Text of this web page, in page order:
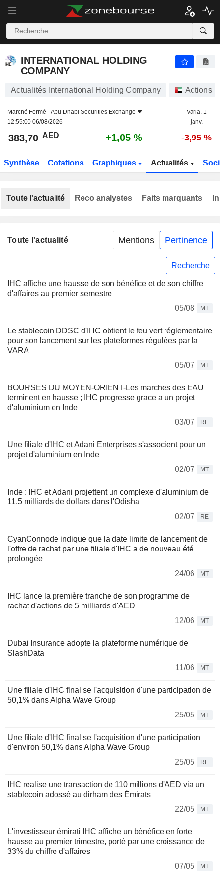
INTERNATIONAL HOLDING
COMPANY
Actualités International Holding Company Actions
Marché Fermé -Abu Dhabi Securities Exchange
12:55:00 06/08/2026
Varia. 1
janv.
383,70 AED +1,05 % -3,95 %
Synthèse Cotations Graphiques Actualités
Toute l'actualité Mentions Pertinence
Recherche
IHC affiche une hausse de son bénéfice et de son chiffre
d'affaires au premier semestre
05/08
MT
Le stablecoin DDSC d'IHC obtient le feu vert réglementaire
pour son lancement sur les plateformes régulées par la
VARA
05/07
MT
BOURSES DU MOYEN-ORIENT-Les marches des EAU
terminent en hausse ; IHC progresse grace a un projet
d'aluminium en Inde
03/07
RE
Une filiale d'IHC et Adani Enterprises s'associent pour un
projet d'aluminium en Inde
02/07
MT
Inde : IHC et Adani projettent un complexe d'aluminium de
11,5 milliards de dollars dans l'Odisha
02/07
RE
CyanConnode indique que la date limite de lancement de
l'offre de rachat par une filiale d'IHC a de nouveau été
prolongée
24/06
MT
IHC lance la première tranche de son programme de
rachat d'actions de 5 milliards d'AED
12/06
MT
Dubai Insurance adopte la plateforme numérique de
SlashData
11/06
MT
Une filiale d'IHC finalise l'acquisition d'une participation de
50,1% dans Alpha Wave Group
25/05
MT
Une filiale d'IHC finalise l'acquisition d'une participation
d'environ 50,1% dans Alpha Wave Group
25/05
RE
IHC réalise une transaction de 110 millions d'AED via un
stablecoin adossé au dirham des Émirats
22/05
MT
L'investisseur émirati IHC affiche un bénéfice en forte
hausse au premier trimestre, porté par une croissance de
33% du chiffre d'affaires
07/05
MT
Toute l'actualité Reco analystes Faits marquants